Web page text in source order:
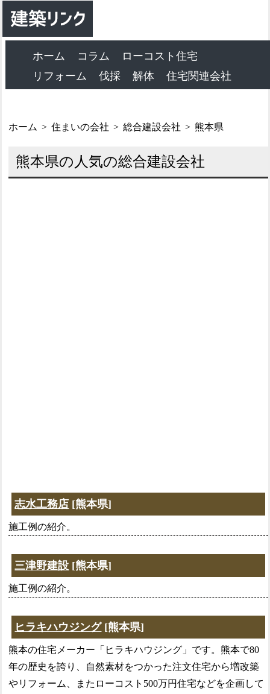
ホーム コラム
ローコスト住宅
リフォーム
伐採 解体 住宅関連会社
ホーム 住まいの会社 総合建設会社 熊本県
熊本県の人気の総合建設会社
志水工務店 [熊本県]
施工例の紹介。
三津野建設 [熊本県]
施工例の紹介。
ヒラキハウジング[熊本県]
熊本の住宅メーカー「ヒラキハウジング」です。熊本で80
年の歴史を誇り、自然素材をつかった注文住宅から増改築
やリフォーム、またローコスト500万円住宅などを企画して